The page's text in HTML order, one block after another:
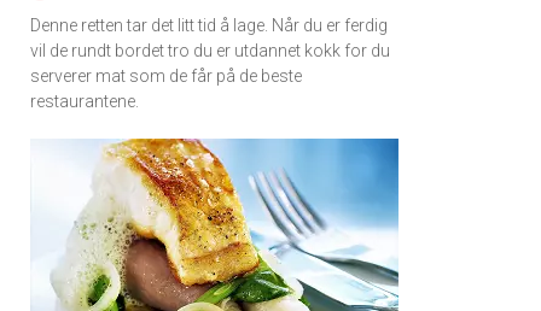
Denne retten tar det litt tid å lage. Når du er ferdig
vil de rundt bordet tro du er utdannet kokk for du
serverer mat som de får på de beste
restaurantene.